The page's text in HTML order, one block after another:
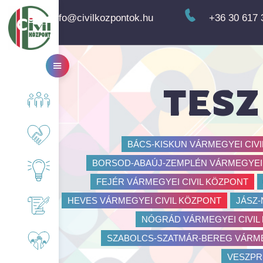
info@civilkozpontok.hu +36 30 617
Együttműködő partnereink
Érdekességek, Nektek!
Pályázati felhívás
Önkéntesség
BÁCS-KISKUN VÁRMEGYEI
BORSOD-ABAÚJ-ZEMPLÉN
FEJÉR VÁRMEGYEI CIVIL KÖZPONT
HEVES VÁRMEGYEI CIVIL KÖZPONT
JÁSZ-
NÓGRÁD VÁRMEGYEI CIVIL
SZABOLCS-SZATMÁR-BEREG